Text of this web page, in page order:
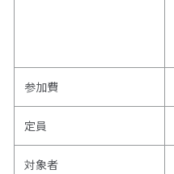
参加費
定員
対象者